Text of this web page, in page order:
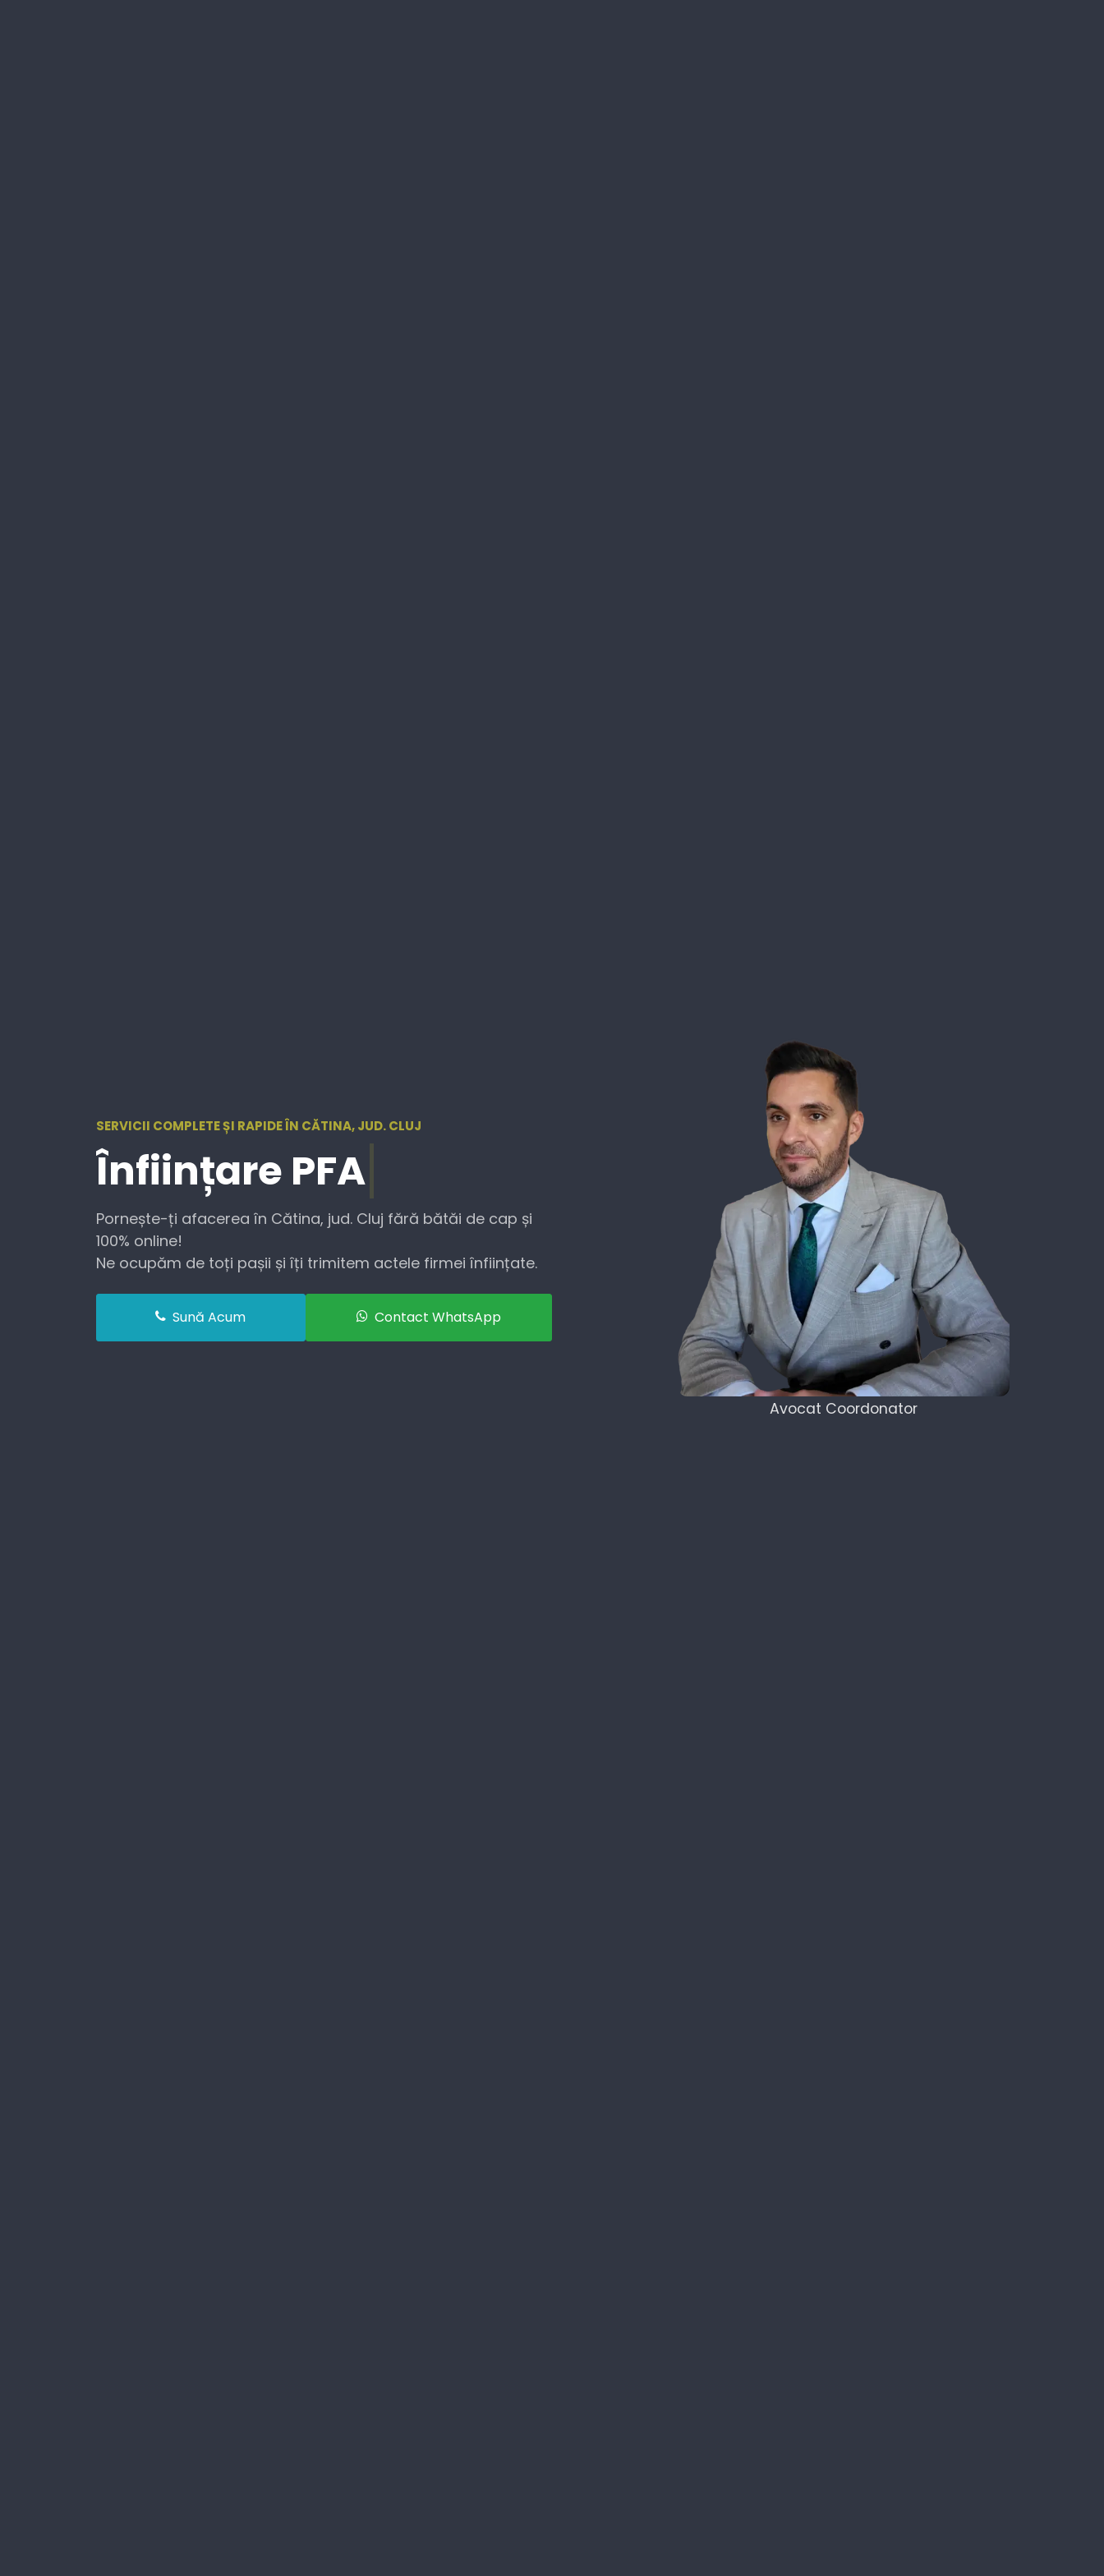
SERVICII COMPLETE ȘI RAPIDE ÎN CĂTINA, JUD. CLUJ
Înființare PFA
Pornește-ți afacerea în Cătina, jud. Cluj fără bătăi de cap și
100% online!
Ne ocupăm de toți pașii și îți trimitem actele firmei înființate.
Sună Acum Contact WhatsApp
Avocat Coordonator